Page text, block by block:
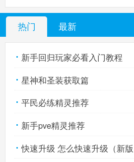
热门 最新
新手回归玩家必看入门教程
星神和圣装获取篇
平民必练精灵推荐
新手pve精灵推荐
快速升级 怎么快速升级（新版